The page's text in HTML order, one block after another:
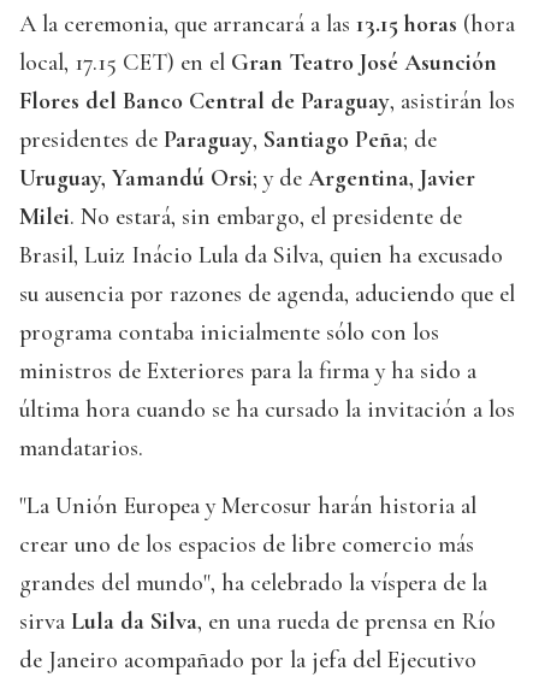
A la ceremonia, que arrancará a las 13.15 horas (hora
local, 17.15 CET) en el Gran Teatro José Asunción
Flores del Banco Central de Paraguay, asistirán los
presidentes de Paraguay, Santiago Peña; de
Uruguay, Yamandú Orsi; y de Argentina, Javier
Milei. No estará, sin embargo, el presidente de
Brasil, Luiz Inácio Lula da Silva, quien ha excusado
su ausencia por razones de agenda, aduciendo que el
programa contaba inicialmente sólo con los
ministros de Exteriores para la firma y ha sido a
última hora cuando se ha cursado la invitación a los
mandatarios.
"La Unión Europea y Mercosur harán historia al
crear uno de los espacios de libre comercio más
grandes del mundo", ha celebrado la víspera de la
sirva Lula da Silva, en una rueda de prensa en Río
de Janeiro acompañado por la jefa del Ejecutivo